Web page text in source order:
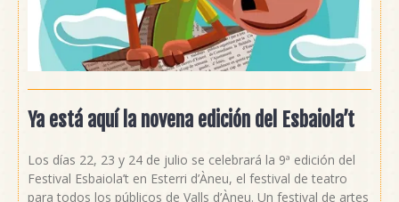
Ya está aquí la novena edición del Esbaiola’t
Los días 22, 23 y 24 de julio se celebrará la 9ª edición del
Festival Esbaiola’t en Esterri d’Àneu, el festival de teatro
para todos los públicos de Valls d’Àneu. Un festival de artes